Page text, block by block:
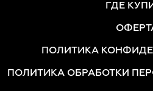
ГДЕ
ПОЛИТИКА
ПОЛИТИКА ОБРАБОТКИ